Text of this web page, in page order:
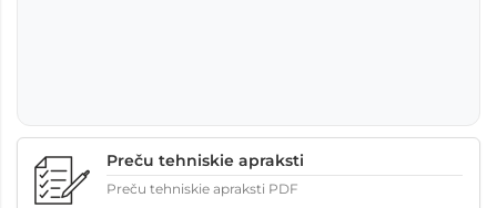
Preču tehniskie apraksti
Preču tehniskie apraksti PDF